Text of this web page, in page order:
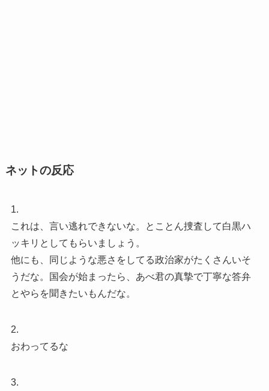
ネットの反応
1.
これは、言い逃れできないな。とことん捜査して白黒ハ
ッキリとしてもらいましょう。
他にも、同じような悪さをしてる政治家がたくさんいそ
うだな。国会が始まったら、あべ君の真摯で丁寧な答弁
とやらを聞きたいもんだな。
2.
おわってるな
3.